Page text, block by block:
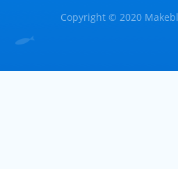
Copyright © 2020